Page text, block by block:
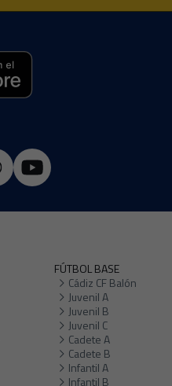
FÚTBOL BASE
Cádiz CF Balón
Juvenil A
Juvenil B
Juvenil C
Cadete A
Cadete B
Infantil A
Infantil B